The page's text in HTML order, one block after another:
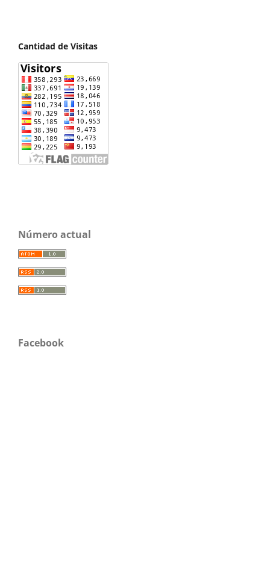
Cantidad de Visitas
Número actual
Facebook